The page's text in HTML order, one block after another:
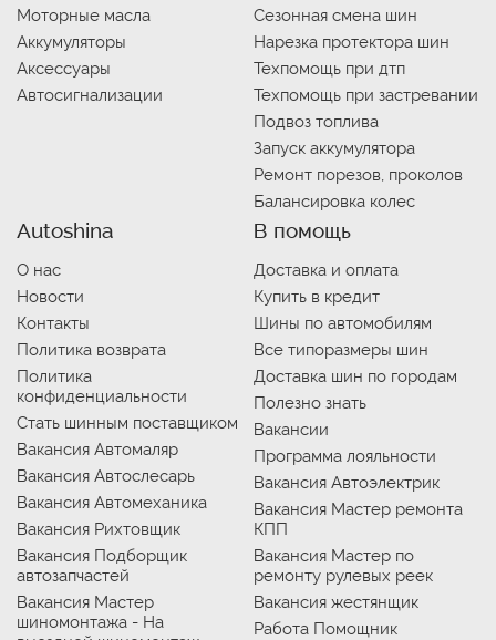
Моторные масла
Аккумуляторы
Аксессуары
Автосигнализации
Сезонная смена шин
Нарезка протектора шин
Техпомощь при дтп
Техпомощь при застревании
Подвоз топлива
Запуск аккумулятора
Ремонт порезов, проколов
Балансировка колес
Autoshina
О нас
Новости
Контакты
Политика возврата
Политика
конфиденциальности
Стать шинным поставщиком
Вакансия Автомаляр
Вакансия Автослесарь
Вакансия Автомеханика
Вакансия Рихтовщик
Вакансия Подборщик
автозапчастей
Вакансия Мастер
шиномонтажа - На
В помощь
Доставка и оплата
Купить в кредит
Шины по автомобилям
Все типоразмеры шин
Доставка шин по городам
Полезно знать
Вакансии
Программа лояльности
Вакансия Автоэлектрик
Вакансия Мастер ремонта
КПП
Вакансия Мастер по
ремонту рулевых реек
Вакансия жестянщик
Работа Помощник